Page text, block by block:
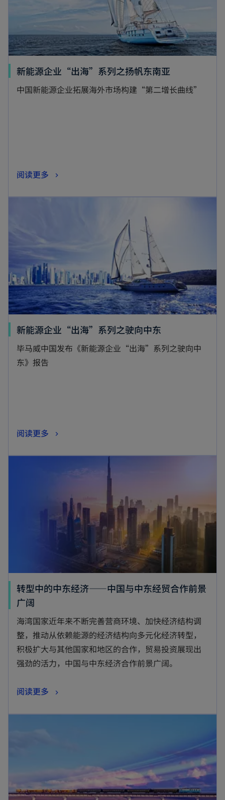
新能源企业“出海”系列之扬帆东南亚
中国新能源企业拓展海外市场构建“第二增长曲线”
阅读更多
新能源企业“出海”系列之驶向中东
毕马威中国发布《新能源企业“出海”系列之驶向中
东》报告
阅读更多
转型中的中东经济——中国与中东经贸合作前景
广阔
海湾国家近年来不断完善营商环境、加快经济结构调
整，推动从依赖能源的经济结构向多元化经济转型，
积极扩大与其他国家和地区的合作，贸易投资展现出
强劲的活力，中国与中东经济合作前景广阔。
阅读更多